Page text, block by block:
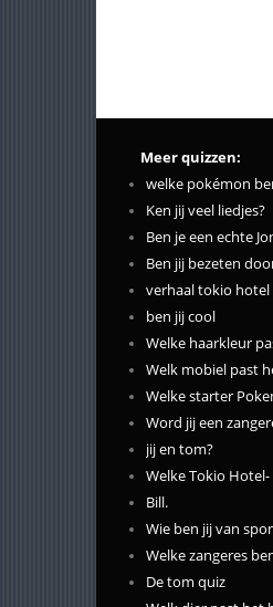
Meer quizzen:
welke pokémon
Ken jij veel liedjes?
Ben je een echte
Ben jij bezeten
verhaal tokio hotel
ben jij cool
Welke haarkleur
Welk mobiel past
Welke starter
Word jij een
jij en tom?
Welke Tokio
Bill.
Wie ben jij van
Welke zangeres
De tom quiz